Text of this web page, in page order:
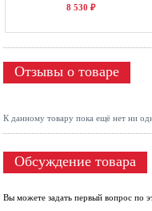
8 530 ₽
Отзывы о товаре
К данному товару пока ещё нет ни
Обсуждение товара
Вы можете задать первый вопрос по